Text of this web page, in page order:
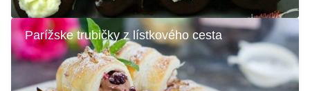
Parížske trubičky z lístkového cesta